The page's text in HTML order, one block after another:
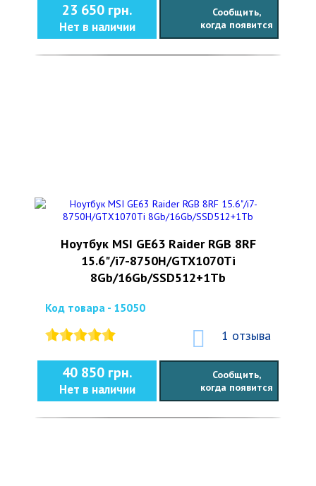
23 650 грн.
Нет в наличии
Сообщить,
когда появится
Ноутбук MSI GE63 Raider RGB 8RF
15.6"/i7-8750H/GTX1070Ti
8Gb/16Gb/SSD512+1Tb
Код товара - 15050
1 отзыва
40 850 грн.
Нет в наличии
Сообщить,
когда появится